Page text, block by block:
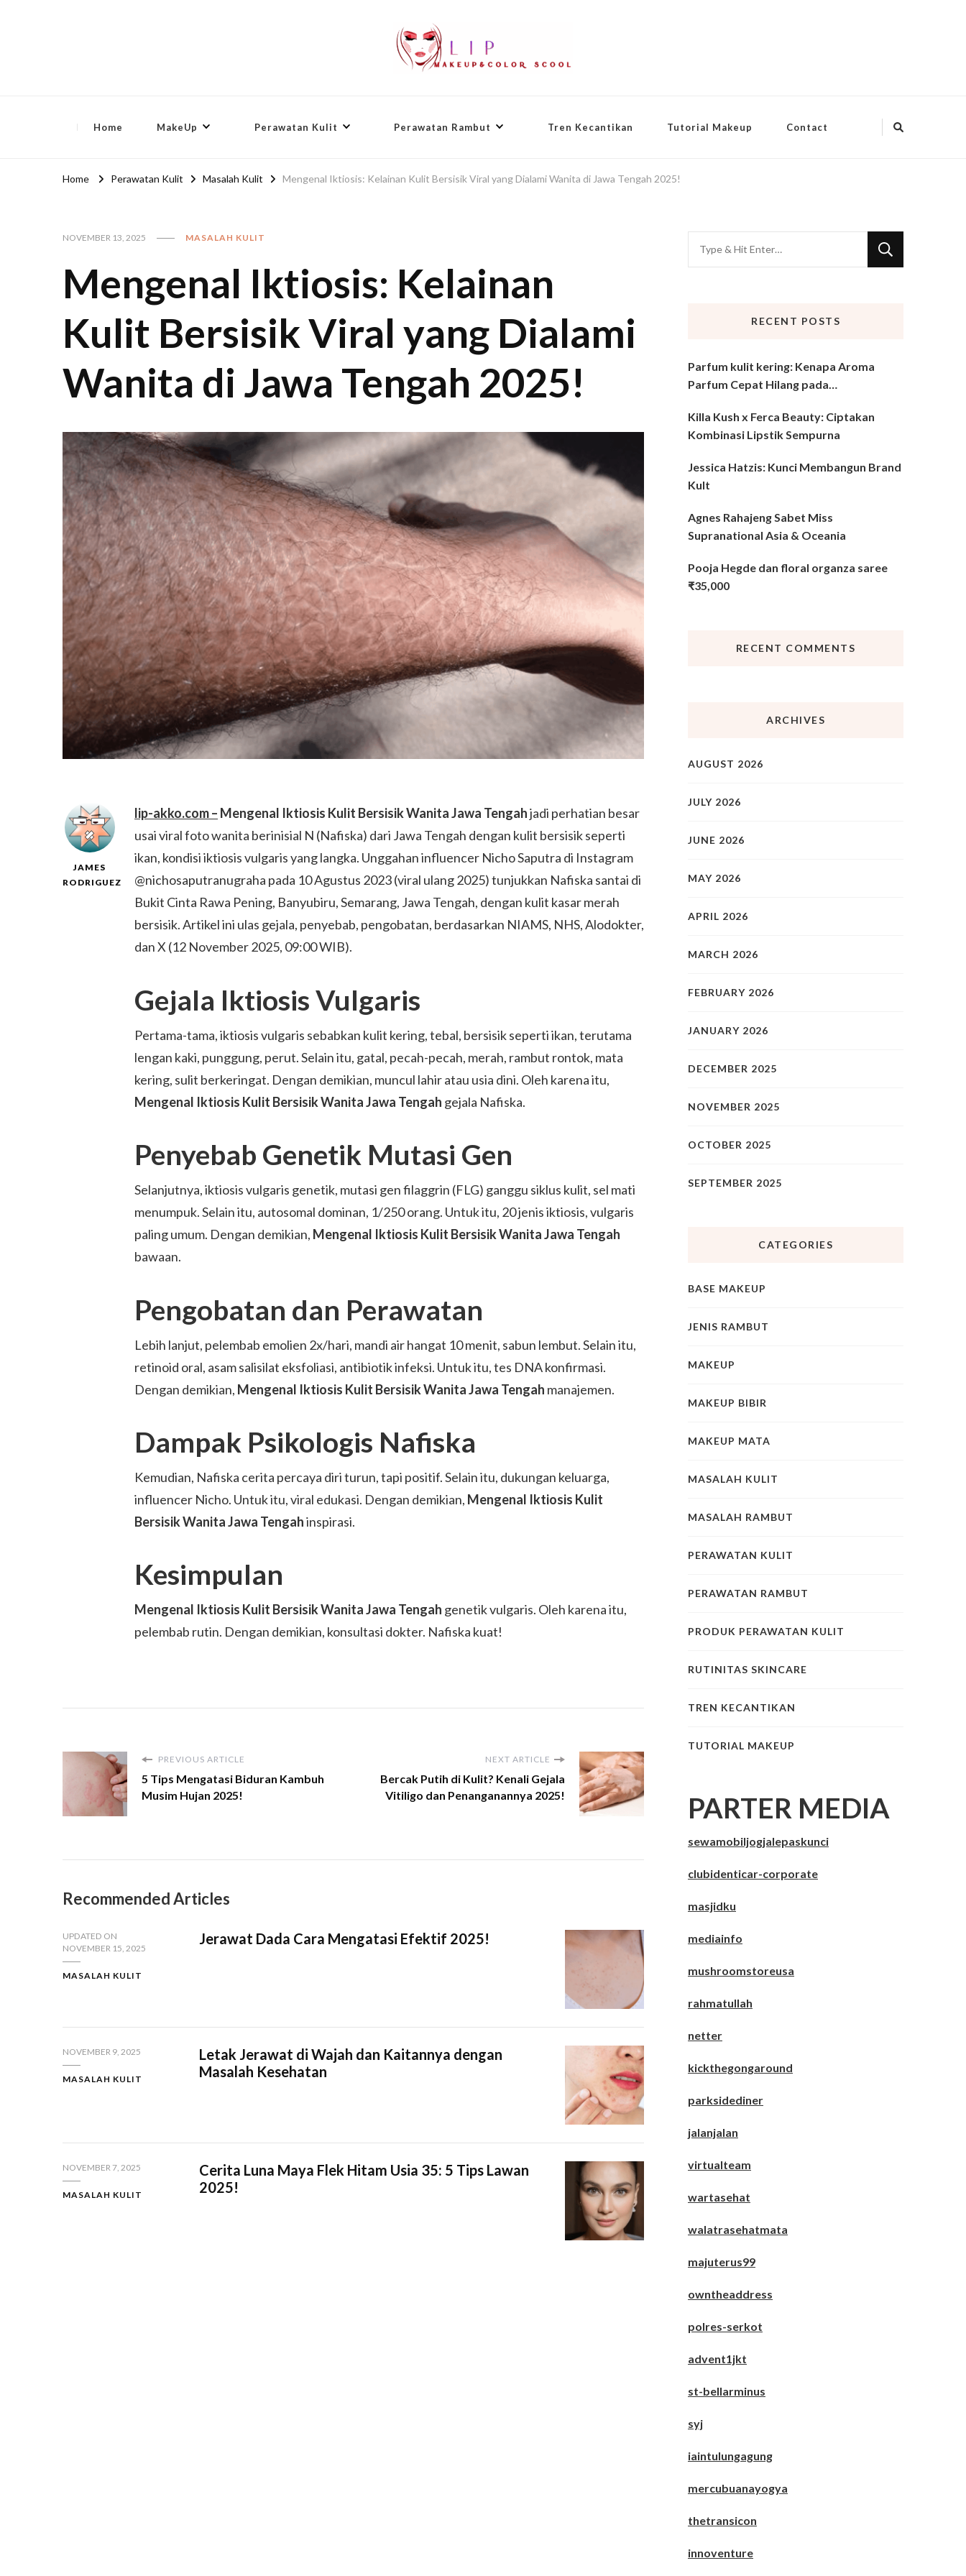
Home MakeUp Perawatan Kulit Perawatan Rambut Tren Kecantikan Tutorial Makeup Contact
Home Perawatan Kulit Masalah Kulit Mengenal Iktiosis: Kelainan Kulit Bersisik Viral yang Dialami Wanita di Jawa Tengah 2025!
NOVEMBER 13, 2025 MASALAH KULIT
Mengenal Iktiosis: Kelainan
Kulit Bersisik Viral yang Dialami
Wanita di Jawa Tengah 2025!
JAMES
RODRIGUEZ
lip-akko.com – Mengenal Iktiosis Kulit Bersisik Wanita Jawa Tengahjadi perhatian besar
usai viral foto wanita berinisial N (Nafiska) dari Jawa Tengah dengan kulit bersisik seperti
ikan, kondisi iktiosis vulgaris yang langka. Unggahan influencer Nicho Saputra di Instagram
@nichosaputranugraha pada 10 Agustus 2023 (viral ulang 2025) tunjukkan Nafiska santai di
Bukit Cinta Rawa Pening, Banyubiru, Semarang, Jawa Tengah, dengan kulit kasar merah
bersisik. Artikel ini ulas gejala, penyebab, pengobatan, berdasarkan NIAMS, NHS, Alodokter,
dan X (12 November 2025, 09:00 WIB).
Gejala Iktiosis Vulgaris
Pertama-tama, iktiosis vulgaris sebabkan kulit kering, tebal, bersisik seperti ikan, terutama
lengan kaki, punggung, perut. Selain itu, gatal, pecah-pecah, merah, rambut rontok, mata
kering, sulit berkeringat. Dengan demikian, muncul lahir atau usia dini. Oleh karena itu,
Mengenal Iktiosis Kulit Bersisik Wanita Jawa Tengah gejala Nafiska.
Penyebab Genetik Mutasi Gen
Selanjutnya, iktiosis vulgaris genetik, mutasi gen filaggrin (FLG) ganggu siklus kulit, sel mati
menumpuk. Selain itu, autosomal dominan, 1/250 orang. Untuk itu, 20 jenis iktiosis, vulgaris
paling umum. Dengan demikian, Mengenal Iktiosis Kulit Bersisik Wanita Jawa Tengah
bawaan.
Pengobatan dan Perawatan
Lebih lanjut, pelembab emolien 2x/hari, mandi air hangat 10 menit, sabun lembut. Selain itu,
retinoid oral, asam salisilat eksfoliasi, antibiotik infeksi. Untuk itu, tes DNA konfirmasi.
Dengan demikian, Mengenal Iktiosis Kulit Bersisik Wanita Jawa Tengah manajemen.
Dampak Psikologis Nafiska
Kemudian, Nafiska cerita percaya diri turun, tapi positif. Selain itu, dukungan keluarga,
influencer Nicho. Untuk itu, viral edukasi. Dengan demikian, Mengenal Iktiosis Kulit
Bersisik Wanita Jawa Tengahinspirasi.
Kesimpulan
Mengenal Iktiosis Kulit Bersisik Wanita Jawa Tengah genetik vulgaris. Oleh karena itu,
pelembab rutin. Dengan demikian, konsultasi dokter. Nafiska kuat!
PREVIOUS ARTICLE
5 Tips Mengatasi Biduran Kambuh
Musim Hujan 2025!
NEXT ARTICLE
Bercak Putih di Kulit? Kenali Gejala
Vitiligo dan Penanganannya 2025!
Recommended Articles
UPDATED ON
NOVEMBER 15, 2025
MASALAH KULIT
Jerawat Dada Cara Mengatasi Efektif 2025!
NOVEMBER 9, 2025
MASALAH KULIT
Letak Jerawat di Wajah dan Kaitannya dengan
Masalah Kesehatan
NOVEMBER 7, 2025
MASALAH KULIT
Cerita Luna Maya Flek Hitam Usia 35: 5 Tips Lawan
2025!
for
RECENT POSTS
Parfum kulit kering: Kenapa Aroma
Parfum Cepat Hilang pada…
Killa Kush x Ferca Beauty: Ciptakan
Kombinasi Lipstik Sempurna
Jessica Hatzis: Kunci Membangun Brand
Kult
Agnes Rahajeng Sabet Miss
Supranational Asia & Oceania
Pooja Hegde dan floral organza saree
₹35,000
RECENT COMMENTS
ARCHIVES
AUGUST 2026
JULY 2026
JUNE 2026
MAY 2026
APRIL 2026
MARCH 2026
FEBRUARY 2026
JANUARY 2026
DECEMBER 2025
NOVEMBER 2025
OCTOBER 2025
SEPTEMBER 2025
CATEGORIES
BASE MAKEUP
JENIS RAMBUT
MAKEUP
MAKEUP BIBIR
MAKEUP MATA
MASALAH KULIT
MASALAH RAMBUT
PERAWATAN KULIT
PERAWATAN RAMBUT
PRODUK PERAWATAN KULIT
RUTINITAS SKINCARE
TREN KECANTIKAN
TUTORIAL MAKEUP
PARTER MEDIA
sewamobiljogjalepaskunci
clubidenticar-corporate
masjidku
mediainfo
mushroomstoreusa
rahmatullah
netter
kickthegongaround
parksidediner
jalanjalan
virtualteam
wartasehat
walatrasehatmata
majuterus99
owntheaddress
polres-serkot
advent1jkt
st-bellarminus
syj
iaintulungagung
mercubuanayogya
thetransicon
innoventure